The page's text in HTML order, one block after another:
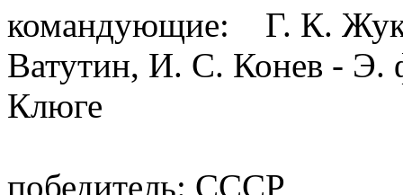
командующие: Г. К.
Ватутин, И. С. Конев -
Клюге
победитель: СССР